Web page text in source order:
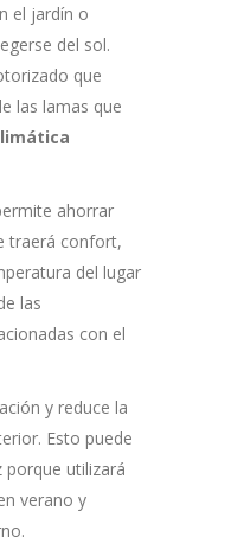
el jardín o
del sol.
que
las lamas que
ahorrar
traerá confort,
del lugar
las
con el
y reduce la
Esto puede
porque utilizará
verano y